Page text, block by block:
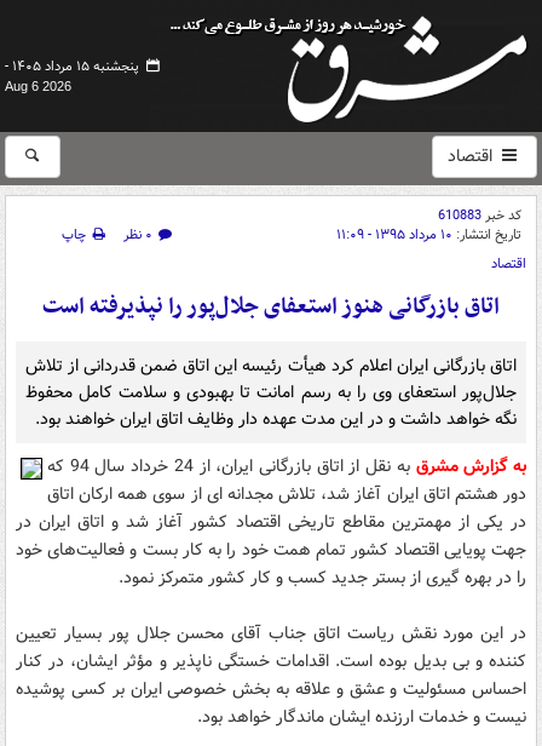
پنجشنبه ۱۵ مرداد ۱۴۰۵ -
Aug 6 2026
اقتصاد
کد خبر610883
تاریخ انتشار: ۱۰ مرداد ۱۳۹۵ - ۱۱:۰۹ ۰ نظر
چاپ
اقتصاد
اتاق بازرگانی هنوز استعفای جلال‌پور را نپذیرفته است
اتاق بازرگانی ایران اعلام کرد هیأت رئیسه این اتاق ضمن قدردانی از تلاش‌
جلال‌پور استعفای وی را به رسم امانت تا بهبودی و سلامت کامل محفوظ
نگه خواهد داشت و در این مدت عهده دار وظایف اتاق ایران خواهند بود.
به گزارش مشرق
به نقل از اتاق بازرگانی ایران، از 24 خرداد سال 94 که
دور هشتم اتاق ایران آغاز شد، تلاش مجدانه ای از سوی همه ارکان اتاق
در یکی از مهمترین مقاطع تاریخی اقتصاد کشور آغاز شد و اتاق ایران در
جهت پویایی اقتصاد کشور تمام همت خود را به کار بست و فعالیت‌های خود
را در بهره گیری از بستر جدید کسب و کار کشور متمرکز نمود.
در این مورد نقش ریاست اتاق جناب آقای محسن جلال پور بسیار تعیین
کننده و بی بدیل بوده است. اقدامات خستگی ناپذیر و مؤثر ایشان، در کنار
احساس مسئولیت و عشق و علاقه به بخش خصوصی ایران بر کسی پوشیده
نیست و خدمات ارزنده ایشان ماندگار خواهد بود.